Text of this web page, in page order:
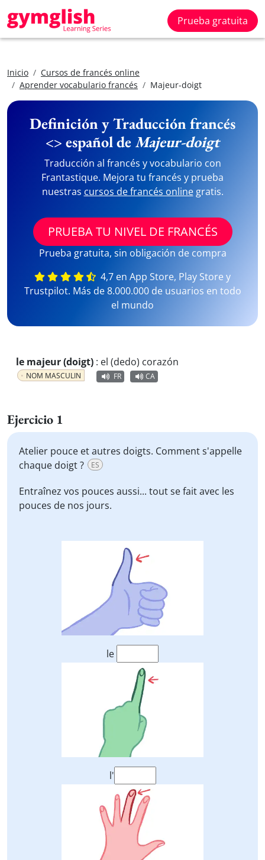
Prueba gratuita
Inicio
Cursos de francés online
Aprender vocabulario francés
Majeur-doigt
Definición y Traducción francés
<> español deMajeur-doigt
Traducción al francés y vocabulario con
Frantastique. Mejora tu francés y prueba
nuestras cursos de francés onlinegratis.
PRUEBA TU NIVEL DE FRANCÉS
Prueba gratuita, sin obligación de compra
4,7 en App Store, Play Store y
Trustpilot. Más de 8.000.000 de usuarios en todo
el mundo
le majeur (doigt) : el (dedo) corazón
NOM MASCULIN FR CA
Ejercicio 1
Atelier pouce et autres doigts. Comment s'appelle
chaque doigt ?
ES
Entraînez vos pouces aussi... tout se fait avec les
pouces de nos jours.
le
l'